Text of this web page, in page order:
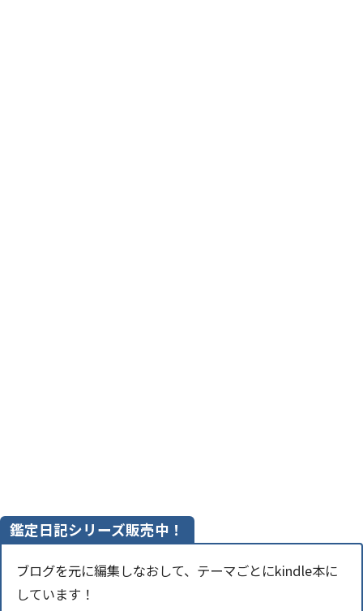
鑑定日記シリーズ販売中！
ブログを元に編集しなおして、テーマごとにkindle本に
しています！